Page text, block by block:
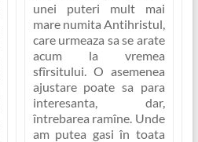
unei puteri mult mai
mare numita Antihristul,
care urmeaza sa se arate
acum la vremea
sfîrsitului. O asemenea
ajustare poate sa para
interesanta, dar,
întrebarea ramîne. Unde
am putea gasi în toata